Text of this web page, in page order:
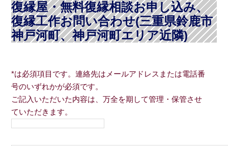
復縁屋・無料復縁相談お申し込み、
復縁工作お問い合わせ(三重県鈴鹿市
神戸河町、神戸河町エリア近隣)
*は必須項目です。連絡先はメールアドレスまたは電話番
号のいずれかが必須です。
ご記入いただいた内容は、万全を期して管理・保管させ
ていただきます。